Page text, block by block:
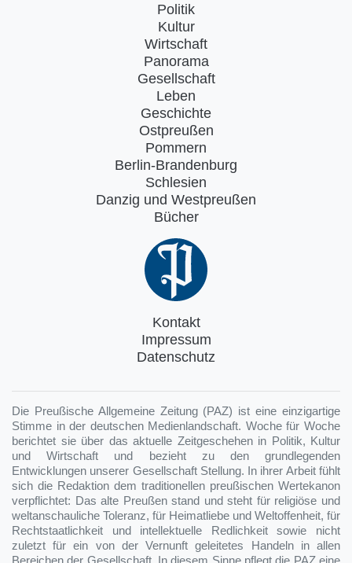
Politik
Kultur
Wirtschaft
Panorama
Gesellschaft
Leben
Geschichte
Ostpreußen
Pommern
Berlin-Brandenburg
Schlesien
Danzig und Westpreußen
Bücher
Kontakt
Impressum
Datenschutz
Die Preußische Allgemeine Zeitung (PAZ) ist eine einzigartige
Stimme in der deutschen Medienlandschaft. Woche für Woche
berichtet sie über das aktuelle Zeitgeschehen in Politik, Kultur
und Wirtschaft und bezieht zu den grundlegenden
Entwicklungen unserer Gesellschaft Stellung. In ihrer Arbeit fühlt
sich die Redaktion dem traditionellen preußischen Wertekanon
verpflichtet: Das alte Preußen stand und steht für religiöse und
weltanschauliche Toleranz, für Heimatliebe und Weltoffenheit, für
Rechtstaatlichkeit und intellektuelle Redlichkeit sowie nicht
zuletzt für ein von der Vernunft geleitetes Handeln in allen